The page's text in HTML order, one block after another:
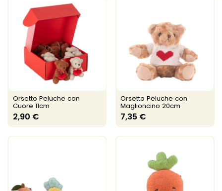
Orsetto Peluche con
Cuore 11cm
2,90 €
Orsetto Peluche con
Maglioncino 20cm
7,35 €